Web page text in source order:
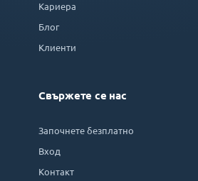
Кариера
Блог
Клиенти
Свържете се нас
Започнете безплатно
Вход
Контакт